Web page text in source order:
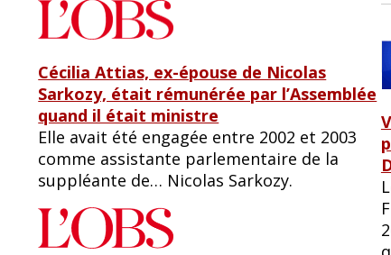
Cécilia Attias, ex-épouse de Nicolas
Sarkozy, était rémunérée par l’Assemblée
quand il était ministre
Elle avait été engagée entre 2002 et 2003
comme assistante parlementaire de la
suppléante de… Nicolas Sarkozy.